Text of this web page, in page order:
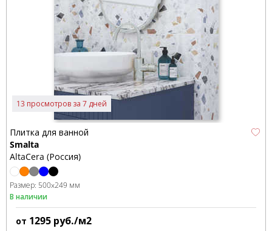
13 просмотров за 7 дней
Плитка для ванной
Smalta
AltaCera (Россия)
Размер: 500x249 мм
В наличии
от 1295 руб./м2